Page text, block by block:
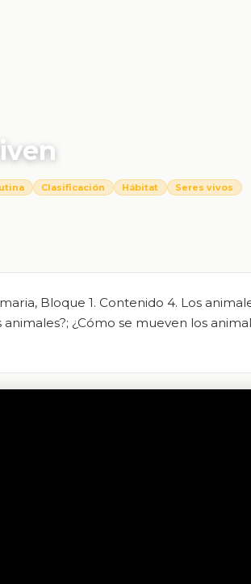
Clasificación Hábitat Seres vivos
Bloque 1. Contenido 4. Los
¿Cómo se mueven los